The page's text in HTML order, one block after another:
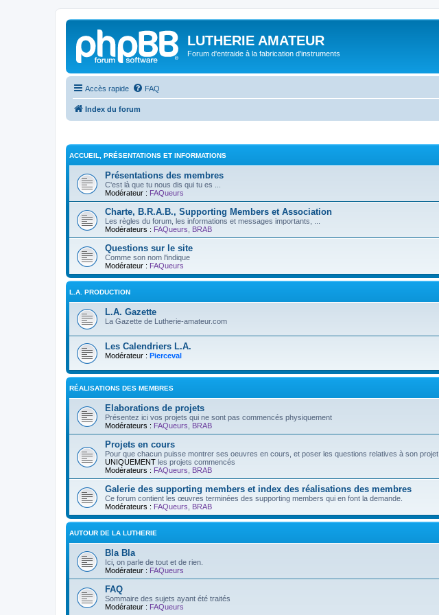
LUTHERIE AMATEUR
Forum d'entraide à la fabrication d'instruments
Accès rapide FAQ
Index du forum
ACCUEIL, PRÉSENTATIONS ET INFORMATIONS
Présentations des membres
C'est là que tu nous dis qui tu es ...
Modérateur : FAQueurs
Charte, B.R.A.B., Supporting Members et Association
Les règles du forum, les informations et messages importants, ...
Modérateurs : FAQueurs BRAB
Questions sur le site
Comme son nom l'indique
Modérateur : FAQueurs
L.A. PRODUCTION
L.A. Gazette
La Gazette de Lutherie-amateur.com
Les Calendriers L.A.
Modérateur : Pierceval
RÉALISATIONS DES MEMBRES
Elaborations de projets
Présentez ici vos projets qui ne sont pas commencés physiquement
Modérateurs : FAQueurs BRAB
Projets en cours
Pour que chacun puisse montrer ses oeuvres en cours, et poser les questions relatives à son projet.
UNIQUEMENT les projets commencés
Modérateurs : FAQueurs BRAB
Galerie des supporting members et index des réalisations des membres
Ce forum contient les œuvres terminées des supporting members qui en font la demande.
Modérateurs : FAQueurs BRAB
AUTOUR DE LA LUTHERIE
Bla Bla
Ici, on parle de tout et de rien.
Modérateur : FAQueurs
FAQ
Sommaire des sujets ayant été traités
Modérateur : FAQueurs